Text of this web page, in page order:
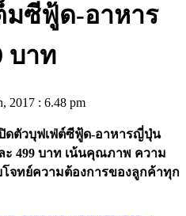
มซีฟู้ด-อาหาร
บาท
2017 : 6.48 pm
ดตัวบุฟเฟ่ต์ซีฟู้ด-อาหารญี่ปุ่น
ะ 499 บาท เน้นคุณภาพ ความ
จทย์ความต้องการของลูกค้าทุก